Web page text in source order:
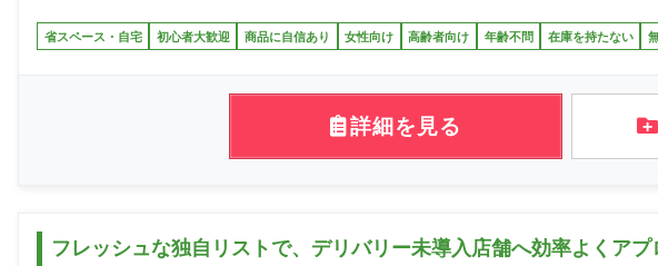
省スペース・自宅 初心者大歓迎 商品に自信あり 女性向け 高齢者向け 年齢不問 在庫を持たない
詳細を見る
フレッシュな独自リストで、デリバリー未導入店舗へ効率よくア